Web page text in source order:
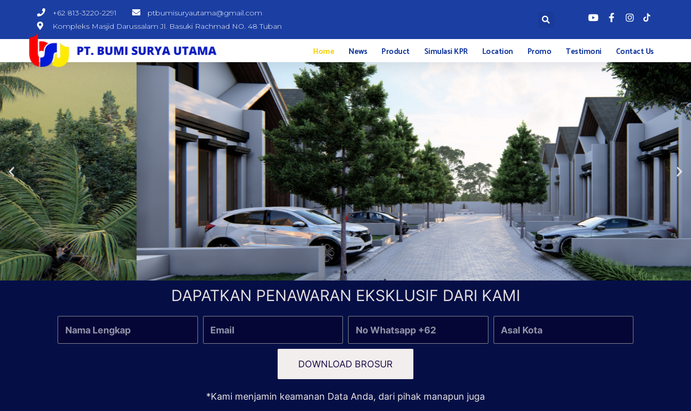
+62 813-3220-2291
ptbumisuryautama@gmail.com
Kompleks Masjid Darussalam Jl. Basuki Rachmad NO. 48 Tuban
Home News Product Simulasi KPR Location Promo Testimoni Contact Us
DAPATKAN PENAWARAN EKSKLUSIF DARI KAMI
DOWNLOAD BROSUR
*Kami menjamin keamanan Data Anda, dari pihak manapun juga